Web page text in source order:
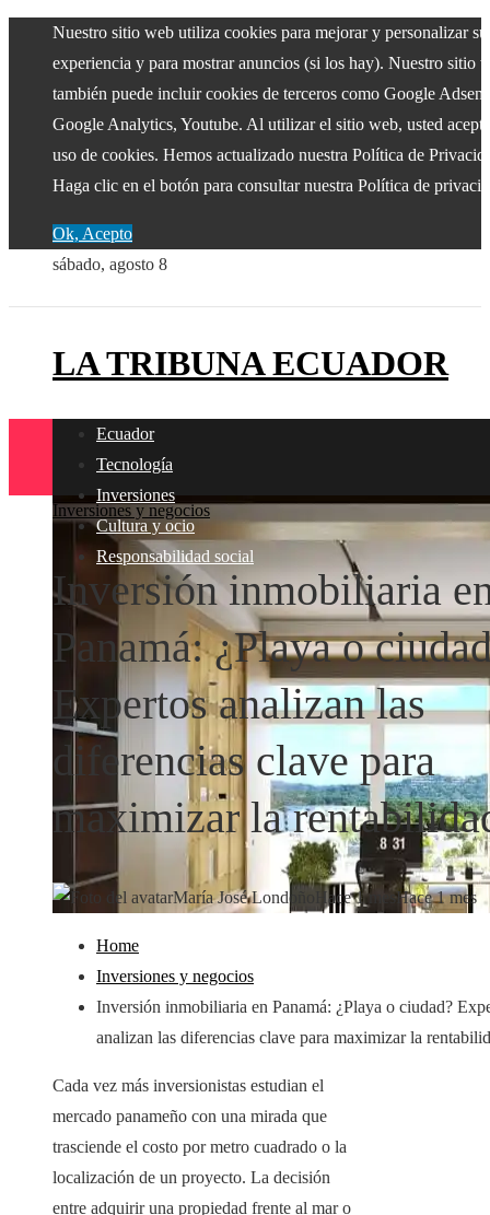
Nuestro sitio web utiliza cookies para mejorar y personalizar su
experiencia y para mostrar anuncios (si los hay). Nuestro sitio
también puede incluir cookies de terceros como Google
Google Analytics, Youtube. Al utilizar el sitio web, usted
uso de cookies. Hemos actualizado nuestra Política de
Haga clic en el botón para consultar nuestra Política de
Ok, Acepto
sábado, agosto 8
LA TRIBUNA ECUADOR
Ecuador
Tecnología
Inversiones
Cultura y ocio
Responsabilidad social
Inversiones y negocios
Inversión inmobiliaria
Panamá: ¿Playa o
Expertos analizan las
diferencias clave para
maximizar la
María José Londoño Hace 1 mesHace 1 mes
Home
Inversiones y negocios
Inversión inmobiliaria en Panamá: ¿Playa o ciudad?
analizan las diferencias clave para maximizar la
Cada vez más inversionistas estudian el
mercado panameño con una mirada que
trasciende el costo por metro cuadrado o la
localización de un proyecto. La decisión
entre adquirir una propiedad frente al mar o